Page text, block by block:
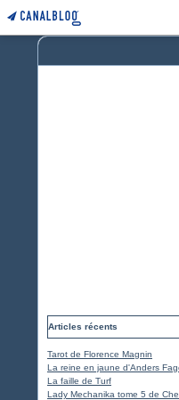
Articles récents
Tarot de Florence Magnin
La reine en jaune d'Anders
La faille de Turf
Lady Mechanika tome 5 de